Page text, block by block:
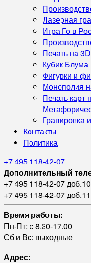
Лазерная
Игра Го в
Печать на
Кубик Блума
Фигурки и
Монополия
Печать карт
Гравировка
Контакты
Политика
+7 495 118-42-07
Дополнительный
+7 495 118-42-07
+7 495 118-42-07
Время работы:
Пн-Пт: с 8.30-17.00
Сб и Вс: выходные
Адрес: